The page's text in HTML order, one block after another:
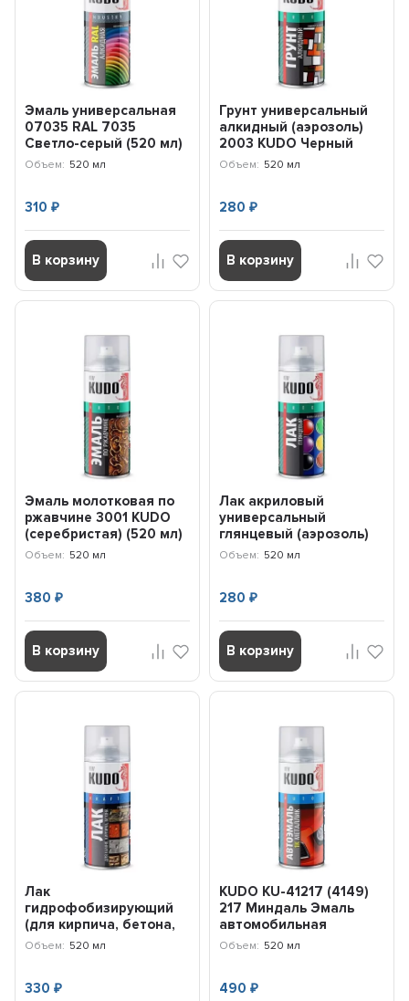
Эмаль универсальная
07035 RAL 7035
Светло-серый (520 мл)
KUDO KU07035
Объем: 520 мл
310₽
В корзину
Грунт универсальный
алкидный (аэрозоль)
2003 KUDO Черный
KU2003
Объем: 520 мл
280 ₽
В корзину
Эмаль молотковая по
ржавчине 3001 KUDO
(серебристая) (520 мл)
KU3001
Объем: 520 мл
380₽
В корзину
Лак акриловый
универсальный
глянцевый (аэрозоль)
9002 KUDO KU9002
Объем: 520 мл
280 ₽
В корзину
Лак
гидрофобизирующий
(для кирпича, бетона,
камня) 9007 KUDO (520
Объем: 520 мл
330₽
KUDO KU-41217 (4149)
217 Миндаль Эмаль
автомобильная
(аэрозоль), металлик
Объем: 520 мл
490 ₽